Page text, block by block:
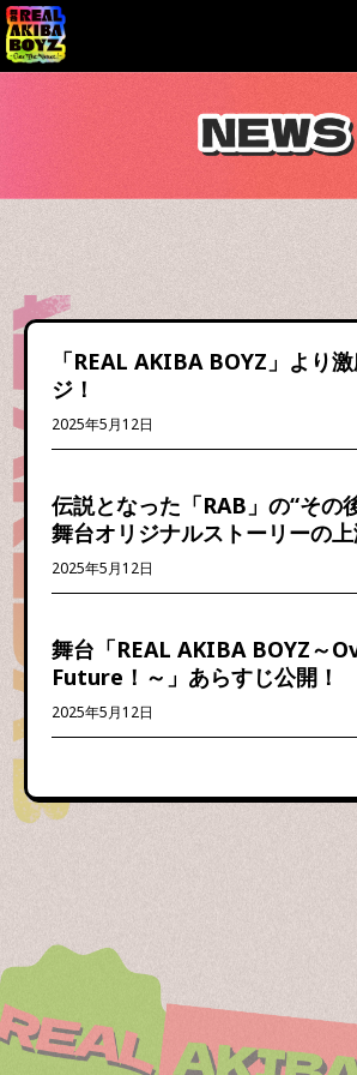
内
容
を
「REAL AKIBA BOYZ」より
ジ！
2025年5月12日
伝説となった「RAB」の“その
舞台オリジナルストーリーの上
2025年5月12日
舞台「REAL AKIBA BOYZ～
Future！～」あらすじ公開！
2025年5月12日